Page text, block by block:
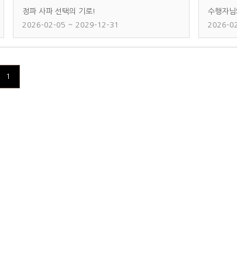
정파 사파 선택의 기로!
2026-02-05 ~ 2029-12-31
수행자
2026-
1